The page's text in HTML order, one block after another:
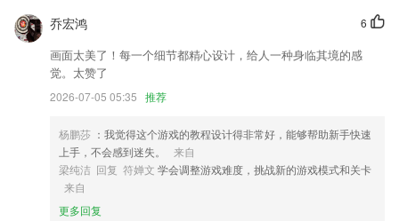
6
乔宏鸿
画面太美了！每一个细节都精心设计，给人一种身临其境的感
觉。太赞了
2026-07-05 05:35 推荐
杨鹏莎 ：我觉得这个游戏的教程设计得非常好，能够帮助新手快速
上手，不会感到迷失。
来自
梁纯洁 回复 符婵文 学会调整游戏难度，挑战新的游戏模式和关卡
来自
更多回复